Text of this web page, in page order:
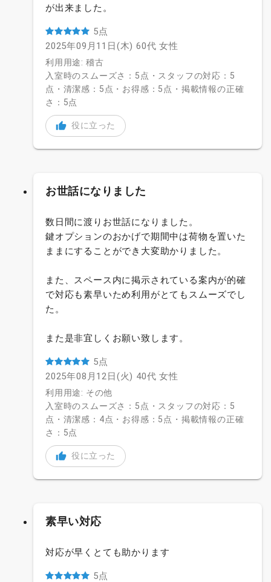
が出来ました。
5点
2025年09月11日(木) 60代 女性
利用用途: 稽古
入室時のスムーズさ：5点・スタッフの対応：5
点・清潔感：5点・お得感：5点・掲載情報の正確
さ：5点
役に立った
お世話になりました
数日間に渡りお世話になりました。
鍵オプションのおかげで期間中は荷物を置いた
ままにすることができ大変助かりました。
また、スペース内に掲示されている案内が的確
で対応も素早いため利用がとてもスムーズでし
た。
また是非宜しくお願い致します。
5点
2025年08月12日(火) 40代 女性
利用用途: その他
入室時のスムーズさ：5点・スタッフの対応：5
点・清潔感：4点・お得感：5点・掲載情報の正確
さ：5点
役に立った
素早い対応
対応が早くとても助かります
5点